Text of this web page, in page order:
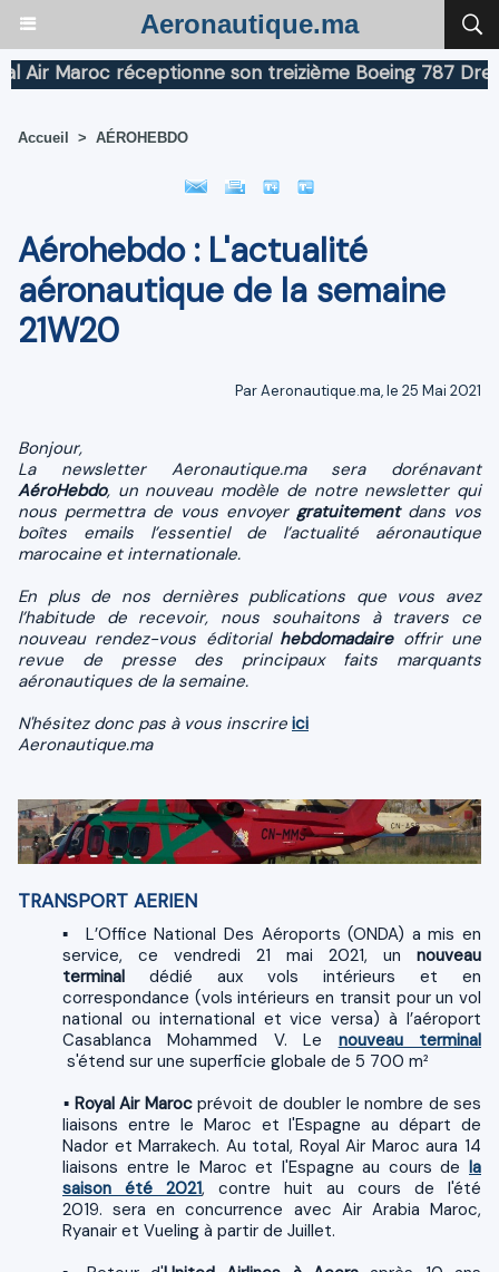
Aeronautique.ma
réceptionne son treizième Boeing 787 Dreamliner
Accueil > AÉROHEBDO
Aérohebdo : L'actualité
aéronautique de la semaine
21W20
Par Aeronautique.ma, le 25 Mai 2021
Bonjour,
La newsletter Aeronautique.ma sera dorénavant
AéroHebdo, un nouveau modèle de notre newsletter qui
nous permettra de vous envoyer gratuitementdans vos
boîtes emails l’essentiel de l’actualité aéronautique
marocaine et internationale.
En plus de nos dernières publications que vous avez
l’habitude de recevoir, nous souhaitons à travers ce
nouveau rendez-vous éditorial hebdomadaire offrir une
revue de presse des principaux faits marquants
aéronautiques de la semaine.
N'hésitez donc pas à vous inscrire ici
Aeronautique.ma
TRANSPORT AERIEN
▪ L’Office National Des Aéroports (ONDA) a mis en
service, ce vendredi 21 mai 2021, un nouveau
terminal dédié aux vols intérieurs et en
correspondance (vols intérieurs en transit pour un vol
national ou international et vice versa) à l’aéroport
Casablanca Mohammed V. Le nouveau terminal
s'étend sur une superficie globale de 5 700 m²
​▪ Royal Air Marocprévoit de doubler le nombre de ses
liaisons entre le Maroc et l'Espagne au départ de
Nador et Marrakech. Au total, Royal Air Maroc aura 14
liaisons entre le Maroc et l'Espagne au cours de la
saison été 2021, contre huit au cours de l'été
2019. sera en concurrence avec Air Arabia Maroc,
Ryanair et Vueling à partir de Juillet.